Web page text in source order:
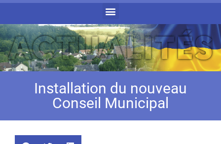
Installation du nouveau
Conseil Municipal